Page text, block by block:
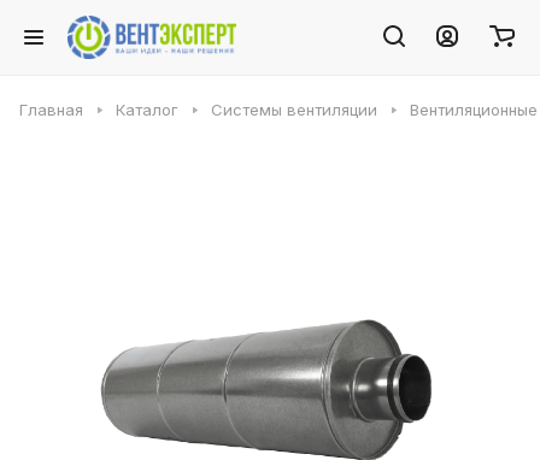
Главная Каталог Системы вентиляции